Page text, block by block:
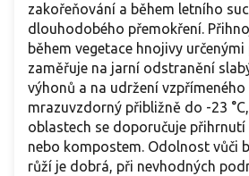
zakořeňování a během letního
dlouhodobého přemokření.
během vegetace hnojivy určenými
zaměřuje na jarní odstranění
výhonů a na udržení
mrazuvzdorný přibližně do -23
oblastech se doporučuje přihrnutí
nebo kompostem. Odolnost vůči
růží je dobrá, při nevhodných